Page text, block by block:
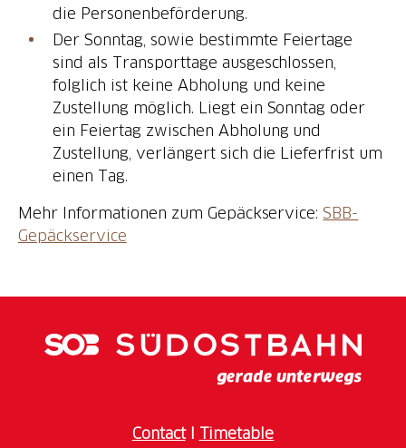
die Personenbeförderung.
Der Sonntag, sowie bestimmte Feiertage
sind als Transporttage ausgeschlossen,
folglich ist keine Abholung und keine
Zustellung möglich. Liegt ein Sonntag oder
ein Feiertag zwischen Abholung und
Zustellung, verlängert sich die Lieferfrist um
einen Tag.
Mehr Informationen zum Gepäckservice:SBB-
Gepäckservice
ContactI Timetable